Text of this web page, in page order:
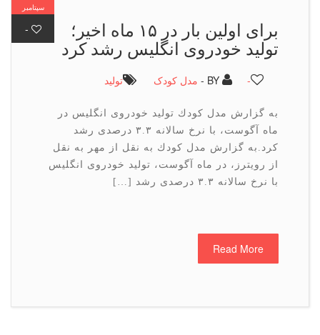
برای اولین بار در ۱۵ ماه اخیر؛
تولید خودروی انگلیس رشد كرد
BY - مدل کودک تولید
به گزارش مدل كودك تولید خودروی انگلیس در
ماه آگوست، با نرخ سالانه ۳.۳ درصدی رشد
كرد.به گزارش مدل كودك به نقل از مهر به نقل
از رویترز، در ماه آگوست، تولید خودروی انگلیس
با نرخ سالانه ۳.۳ درصدی رشد […]
Read More